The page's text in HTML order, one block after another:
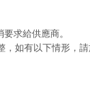
求給供應商。
，如有以下情形，